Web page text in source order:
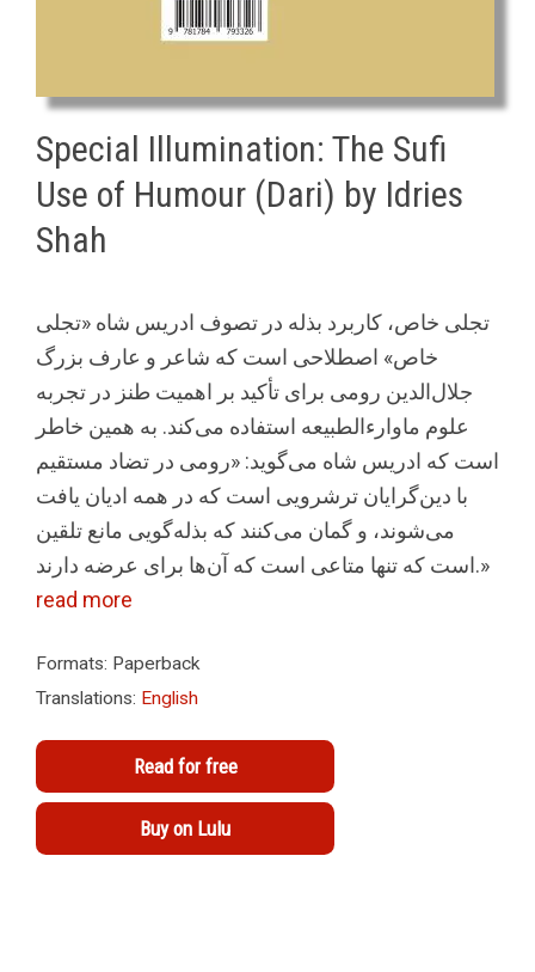
Special Illumination: The Sufi
Use of Humour (Dari) by Idries
Shah
تجلی خاص، کاربرد بذله در تصوف ادریس شاه «تجلی
خاص» اصطلاحی است که شاعر و عارف بزرگ
جلال‌الدین رومی برای تأکید بر اهمیت طنز در تجربه
علوم ماوارء‌الطبیعه استفاده می‌کند. به همین خاطر
است که ادریس شاه می‌گوید: «رومی در تضاد مستقیم
با دین‌گرایان ترشرویی است که در همه ادیان یافت
می‌شوند، و گمان می‌کنند که بذله‌گویی مانع تلقین
است که تنها متاعی است که آن‌ها برای عرضه دارند.»
read more
Formats: Paperback
Translations: English
Read for free
Buy on Lulu